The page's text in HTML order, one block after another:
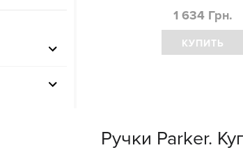
1 634 Грн.
КУПИТЬ
Ручки Parker.